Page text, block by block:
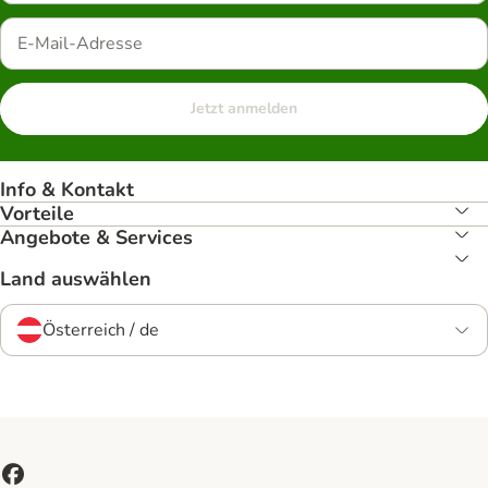
Jetzt anmelden
Info & Kontakt
Vorteile
Angebote & Services
Land auswählen
Österreich / de